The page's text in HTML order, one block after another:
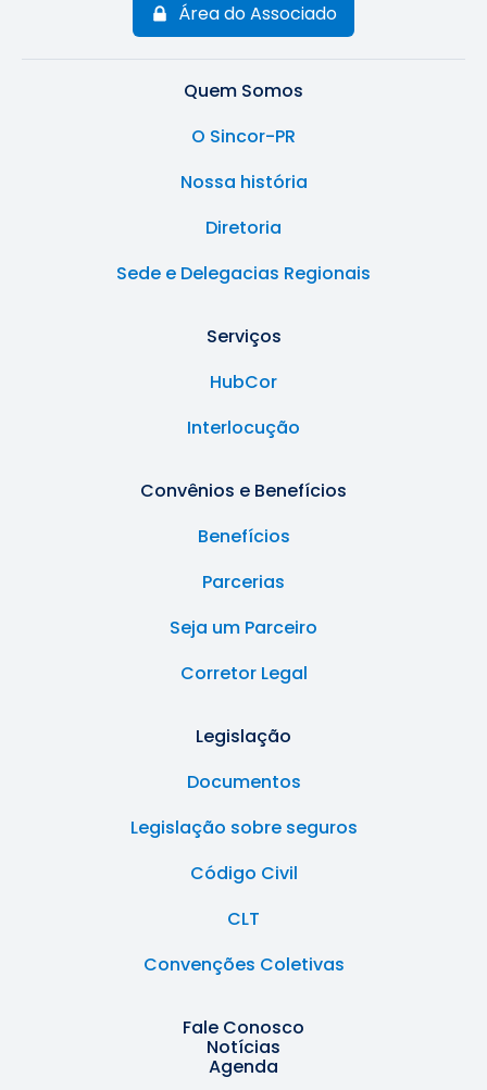
Área do Associado
Quem Somos
O Sincor-PR
Nossa história
Diretoria
Sede e Delegacias Regionais
Serviços
HubCor
Interlocução
Convênios e Benefícios
Benefícios
Parcerias
Seja um Parceiro
Corretor Legal
Legislação
Documentos
Legislação sobre seguros
Código Civil
CLT
Convenções Coletivas
Fale Conosco
Notícias
Agenda